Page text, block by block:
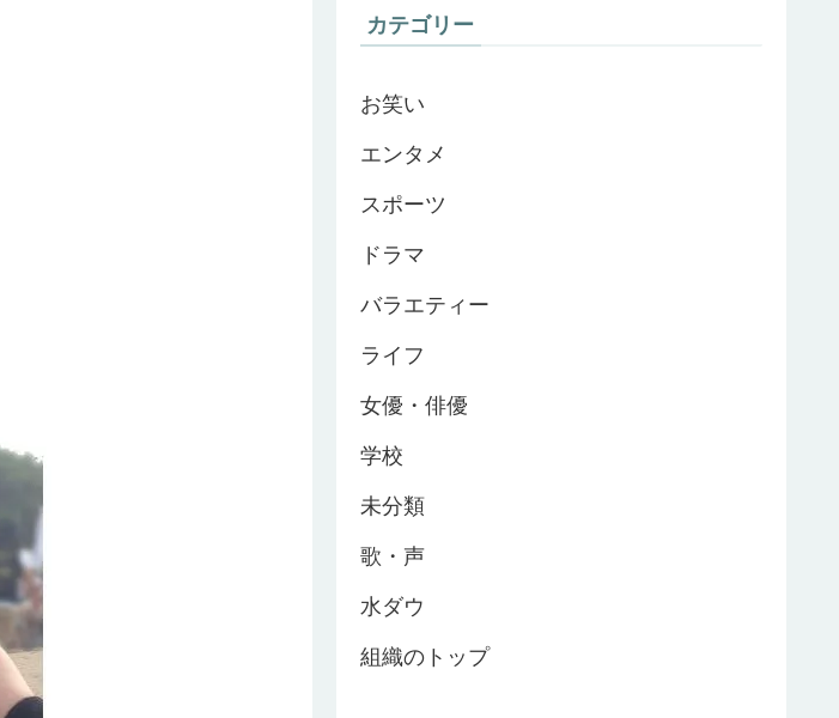
カテゴリー
お笑い
エンタメ
スポーツ
ドラマ
バラエティー
ライフ
女優・俳優
学校
未分類
歌・声
水ダウ
組織のトップ